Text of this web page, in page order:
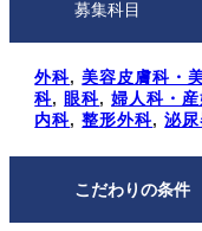
募集科目
外科, 美容皮膚科・
科, 眼科, 婦人科・
内科, 整形外科, 泌
こだわりの条件